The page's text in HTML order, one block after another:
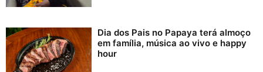
Dia dos Pais no Papaya terá almoço
em família, música ao vivo e happy
hour